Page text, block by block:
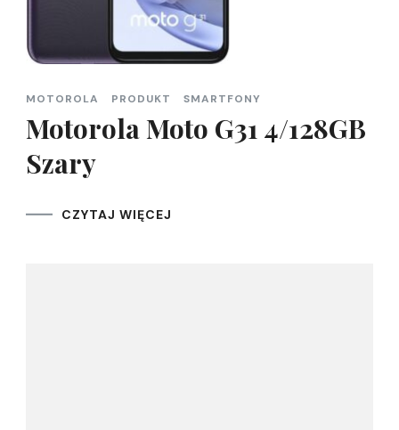
MOTOROLA PRODUKT SMARTFONY
Motorola Moto G31 4/128GB
Szary
CZYTAJ WIĘCEJ